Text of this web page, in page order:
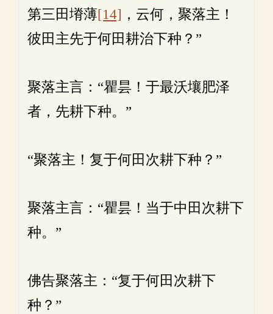
第三田塉薄[14] ，云何，聚落主！
彼田主先于何田耕治下种？”
聚落主言：“瞿昙！于最沃壤肥泽
者，先耕下种。”
“聚落主！复于何田次耕下种？”
聚落主言：“瞿昙！当于中田次耕下
种。”
佛告聚落主：“复于何田次耕下
种？”